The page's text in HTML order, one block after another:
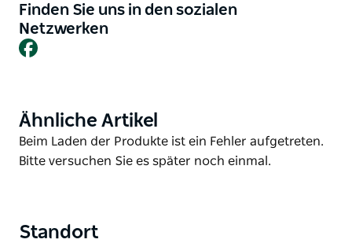
Finden Sie uns in den sozialen
Netzwerken
Facebook
Product
List
Ähnliche Artikel
Product
List
Beim Laden der Produkte ist ein Fehler aufgetreten.
Bitte versuchen Sie es später noch einmal.
Standort